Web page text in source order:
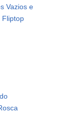
Vazios e
Fliptop